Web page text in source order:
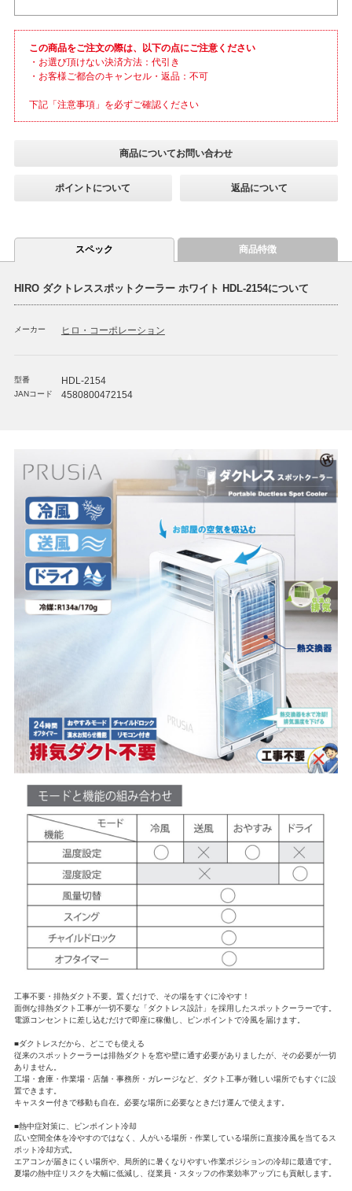
この商品をご注文の際は、以下の点にご注意ください
・お選び頂けない決済方法：代引き
・お客様ご都合のキャンセル・返品：不可
下記「注意事項」を必ずご確認ください
商品についてお問い合わせ
ポイントについて 返品について
スペック 商品特徴
HIRO ダクトレススポットクーラー ホワイト HDL-2154について
メーカー ヒロ・コーポレーション
型番 HDL-2154
JANコード 4580800472154
工事不要・排熱ダクト不要。置くだけで、その場をすぐに冷やす！
面倒な排熱ダクト工事が一切不要な「ダクトレス設計」を採用したスポットクーラーです。
電源コンセントに差し込むだけで即座に稼働し、ピンポイントで冷風を届けます。
■ダクトレスだから、どこでも使える
従来のスポットクーラーは排熱ダクトを窓や壁に通す必要がありましたが、その必要が一切
ありません。
工場・倉庫・作業場・店舗・事務所・ガレージなど、ダクト工事が難しい場所でもすぐに設
置できます。
キャスター付きで移動も自在。必要な場所に必要なときだけ運んで使えます。
■熱中症対策に、ピンポイント冷却
広い空間全体を冷やすのではなく、人がいる場所・作業している場所に直接冷風を当てるス
ポット冷却方式。
エアコンが届きにくい場所や、局所的に暑くなりやすい作業ポジションの冷却に最適です。
夏場の熱中症リスクを大幅に低減し、従業員・スタッフの作業効率アップにも貢献します。